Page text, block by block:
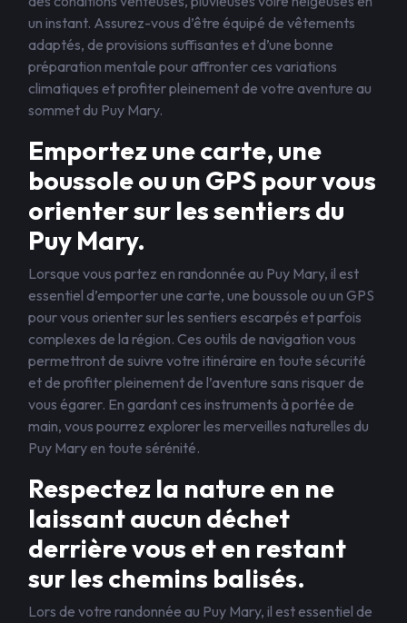
un instant. Assurez-vous d’être équipé de vêtements
adaptés, de provisions suffisantes et d’une bonne
préparation mentale pour affronter ces variations
climatiques et profiter pleinement de votre aventure au
sommet du Puy Mary.
Emportez une carte, une
boussole ou un GPS pour vous
orienter sur les sentiers du
Puy Mary.
Lorsque vous partez en randonnée au Puy Mary, il est
essentiel d’emporter une carte, une boussole ou un GPS
pour vous orienter sur les sentiers escarpés et parfois
complexes de la région. Ces outils de navigation vous
permettront de suivre votre itinéraire en toute sécurité
et de profiter pleinement de l’aventure sans risquer de
vous égarer. En gardant ces instruments à portée de
main, vous pourrez explorer les merveilles naturelles du
Puy Mary en toute sérénité.
Respectez la nature en ne
laissant aucun déchet
derrière vous et en restant
sur les chemins balisés.
Lors de votre randonnée au Puy Mary, il est essentiel de